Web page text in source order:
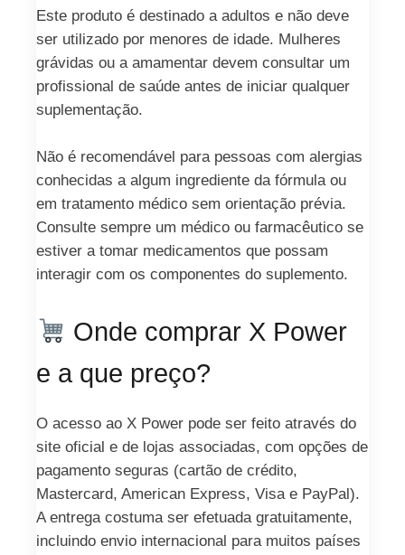
Este produto é destinado a adultos e não deve
ser utilizado por menores de idade. Mulheres
grávidas ou a amamentar devem consultar um
profissional de saúde antes de iniciar qualquer
suplementação.
Não é recomendável para pessoas com alergias
conhecidas a algum ingrediente da fórmula ou
em tratamento médico sem orientação prévia.
Consulte sempre um médico ou farmacêutico se
estiver a tomar medicamentos que possam
interagir com os componentes do suplemento.
Onde comprar X Power
e a que preço?
O acesso ao X Power pode ser feito através do
site oficial e de lojas associadas, com opções de
pagamento seguras (cartão de crédito,
Mastercard, American Express, Visa e PayPal).
A entrega costuma ser efetuada gratuitamente,
incluindo envio internacional para muitos países